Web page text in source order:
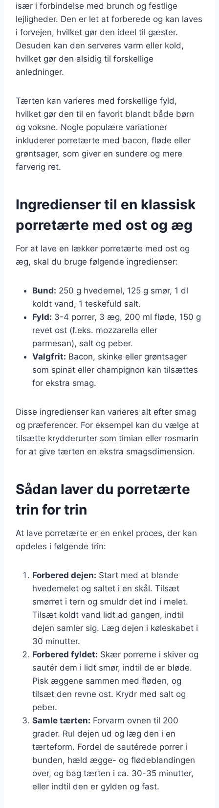
især i forbindelse med brunch og festlige
lejligheder. Den er let at forberede og kan laves
i forvejen, hvilket gør den ideel til gæster.
Desuden kan den serveres varm eller kold,
hvilket gør den alsidig til forskellige
anledninger.
Tærten kan varieres med forskellige fyld,
hvilket gør den til en favorit blandt både børn
og voksne. Nogle populære variationer
inkluderer porretærte med bacon, fløde eller
grøntsager, som giver en sundere og mere
farverig ret.
Ingredienser til en klassisk
porretærte med ost og æg
For at lave en lækker porretærte med ost og
æg, skal du bruge følgende ingredienser:
Bund: 250 g hvedemel, 125 g smør, 1 dl
koldt vand, 1 teskefuld salt.
Fyld: 3-4 porrer, 3 æg, 200 ml fløde, 150 g
revet ost (f.eks. mozzarella eller
parmesan), salt og peber.
Valgfrit: Bacon, skinke eller grøntsager
som spinat eller champignon kan tilsættes
for ekstra smag.
Disse ingredienser kan varieres alt efter smag
og præferencer. For eksempel kan du vælge at
tilsætte krydderurter som timian eller rosmarin
for at give tærten en ekstra smagsdimension.
Sådan laver du porretærte
trin for trin
At lave porretærte er en enkel proces, der kan
opdeles i følgende trin:
Forbered dejen: Start med at blande
hvedemelet og saltet i en skål. Tilsæt
smørret i tern og smuldr det ind i melet.
Tilsæt koldt vand lidt ad gangen, indtil
dejen samler sig. Læg dejen i køleskabet i
30 minutter.
Forbered fyldet: Skær porrerne i skiver og
sautér dem i lidt smør, indtil de er bløde.
Pisk æggene sammen med fløden, og
tilsæt den revne ost. Krydr med salt og
peber.
Samle tærten: Forvarm ovnen til 200
grader. Rul dejen ud og læg den i en
tærteform. Fordel de sautérede porrer i
bunden, hæld ægge- og flødeblandingen
over, og bag tærten i ca. 30-35 minutter,
eller indtil den er gylden og fast.